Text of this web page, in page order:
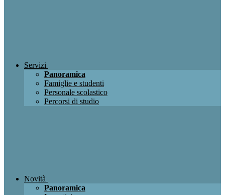
Servizi
Panoramica
Famiglie e studenti
Personale scolastico
Percorsi di studio
Novità
Panoramica